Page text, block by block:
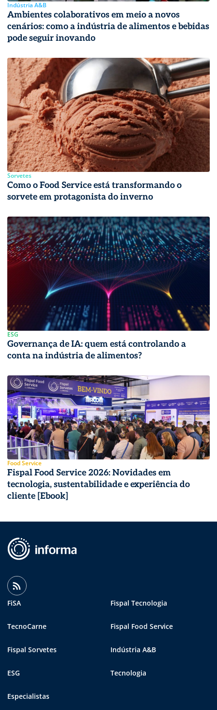
Indústria A&B
Ambientes colaborativos em meio a novos
cenários: como a indústria de alimentos e bebidas
pode seguir inovando
Sorvetes
Como o Food Service está transformando o
sorvete em protagonista do inverno
ESG
Governança de IA: quem está controlando a
conta na indústria de alimentos?
Food Service
Fispal Food Service 2026: Novidades em
tecnologia, sustentabilidade e experiência do
cliente [Ebook]
FiSA Fispal Tecnologia
TecnoCarne Fispal Food Service
Fispal Sorvetes Indústria A&B
ESG Tecnologia
Especialistas